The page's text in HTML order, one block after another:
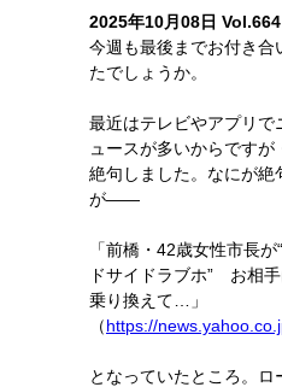
2025年10月08日 Vol.664
今週も最後までお付き
たでしょうか。
最近はテレビやアプリ
ュースが多いからです
絶句しました。なにが絶
が――
「前橋・42歳女性市長
ドサイドラブホ” お相
乗り換えて…」
（https://
となっていたところ。